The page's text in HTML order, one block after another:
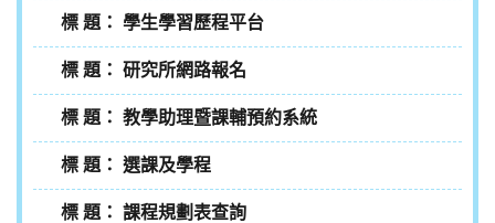
學生學習歷程平台
研究所網路報名
教學助理暨課輔預約系統
選課及學程
課程規劃表查詢